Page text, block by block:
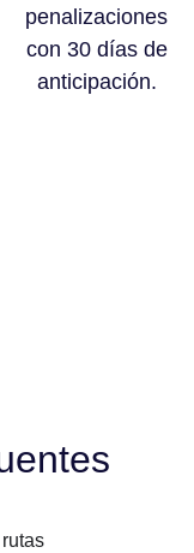
penalizaciones
con 30 días de
anticipación.